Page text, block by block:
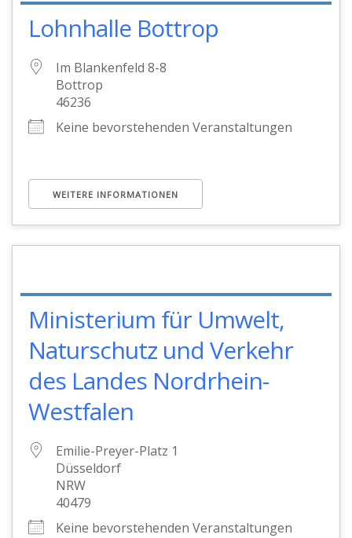
Lohnhalle Bottrop
Im Blankenfeld 8-8
Bottrop
46236
Keine bevorstehenden Veranstaltungen
WEITERE INFORMATIONEN
Ministerium für Umwelt,
Naturschutz und Verkehr
des Landes Nordrhein-
Westfalen
Emilie-Preyer-Platz 1
Düsseldorf
NRW
40479
Keine bevorstehenden Veranstaltungen